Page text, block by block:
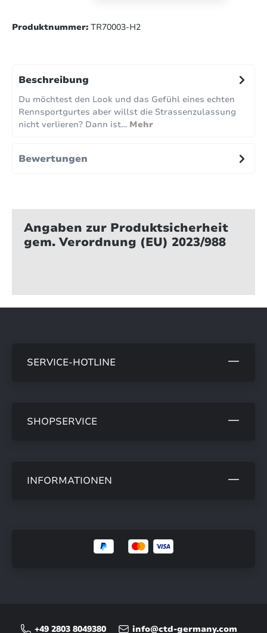
Produktnummer: TR70003-H2
Beschreibung
Du möchtest den Look und das Gefühl eines echten
Rennsportgurtes aber willst die Strassenzulassung
nicht verlieren? Dann ist… Mehr
Bewertungen
Angaben zur Produktsicherheit
gem. Verordnung (EU) 2023/988
SERVICE-HOTLINE
SHOPSERVICE
INFORMATIONEN
+49 2803 8049380 info@ctd-germany.com